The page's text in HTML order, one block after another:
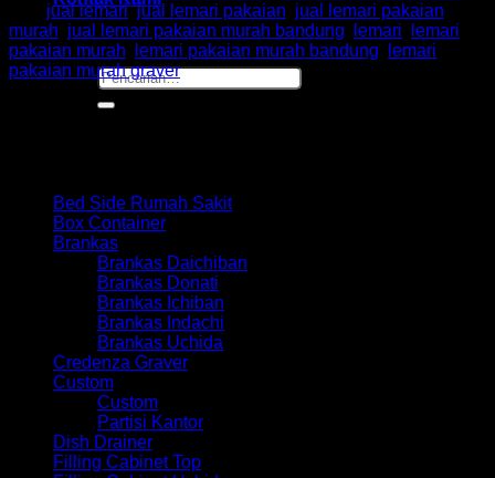
Pencarian
untuk:
jual lemari,jual lemari pakaian jual lemari pakaian
murah jual lemari pakaian murah bandung lemari
lemari
pakaian murah
lemari pakaian murah bandung
lemari
pakaian murah graver
Bed Side Rumah Sakit
Box Container
Brankas
Brankas Daichiban
Brankas Donati
Brankas Ichiban
Brankas Indachi
Brankas Uchida
Credenza Graver
Custom
Custom
Partisi Kantor
Dish Drainer
Filling Cabinet Top